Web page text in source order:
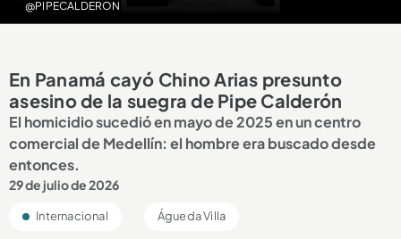
@PIPECALDERON
En Panamá cayó Chino Arias presunto
asesino de la suegra de Pipe Calderón
El homicidio sucedió en mayo de 2025 en un centro
comercial de Medellín: el hombre era buscado desde
entonces.
29 de julio de 2026
Internacional Águeda Villa